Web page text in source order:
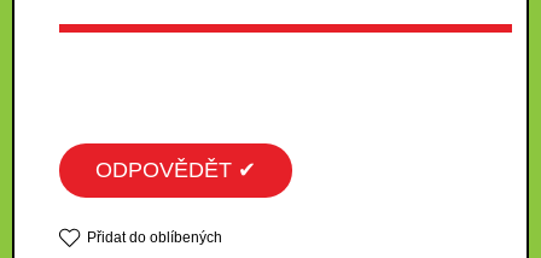
ODPOVĚDĚT ✔
Přidat do oblíbených